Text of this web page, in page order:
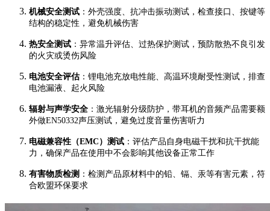
机械安全测试 ：外壳强度、抗冲击振动测试，检查接口、按键等
结构的稳定性，避免机械伤害
热安全测试 ：异常温升评估、过热保护测试，预防散热不良引发
的火灾或烫伤风险
电池安全评估：锂电池充放电性能、高温环境耐受性测试，排查
电池漏液、起火风险
辐射与声学安全 ：激光辐射分级防护，带耳机的音频产品需要额
外做EN50332声压测试，避免过度音量伤害听力
电磁兼容性（EMC）测试 ：评估产品自身电磁干扰和抗干扰能
力，确保产品在使用中不会影响其他设备正常工作
有害物质检测 ：检测产品原材料中的铅、镉、汞等有害元素，符
合欧盟环保要求